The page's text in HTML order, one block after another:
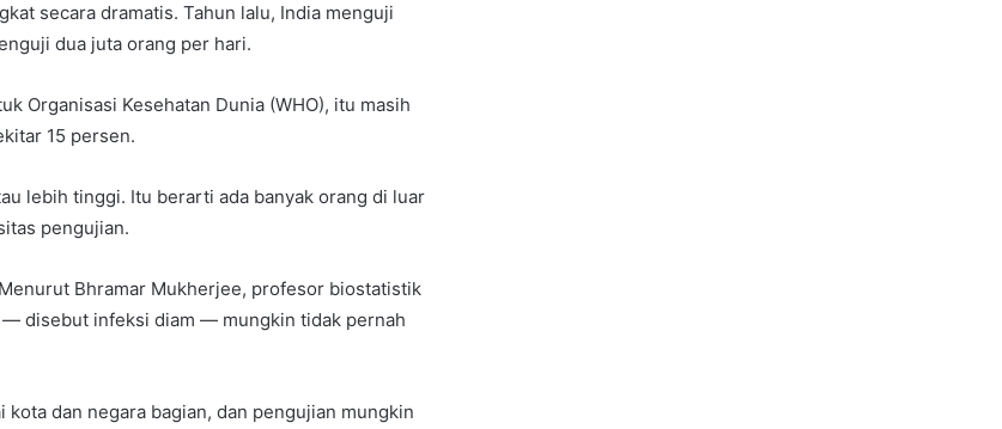
secara dramatis. Tahun lalu, India menguji
dua juta orang per hari.
Organisasi Kesehatan Dunia (WHO), itu masih
15 persen.
lebih tinggi. Itu berarti ada banyak orang di luar
pengujian.
Bhramar Mukherjee, profesor biostatistik
disebut infeksi diam — mungkin tidak pernah
dan negara bagian, dan pengujian mungkin